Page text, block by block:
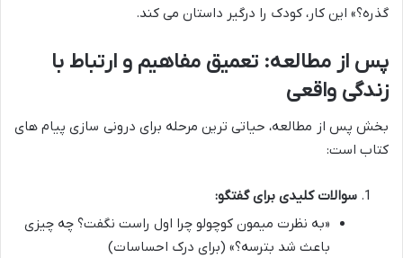
گذره؟» این کار، کودک را درگیر داستان می کند.
پس از مطالعه: تعمیق مفاهیم و ارتباط با
زندگی واقعی
بخش پس از مطالعه، حیاتی ترین مرحله برای درونی سازی پیام های
کتاب است:
سوالات کلیدی برای گفتگو:
«به نظرت میمون کوچولو چرا اول راست نگفت؟ چه چیزی
باعث شد بترسه؟» (برای درک احساسات)